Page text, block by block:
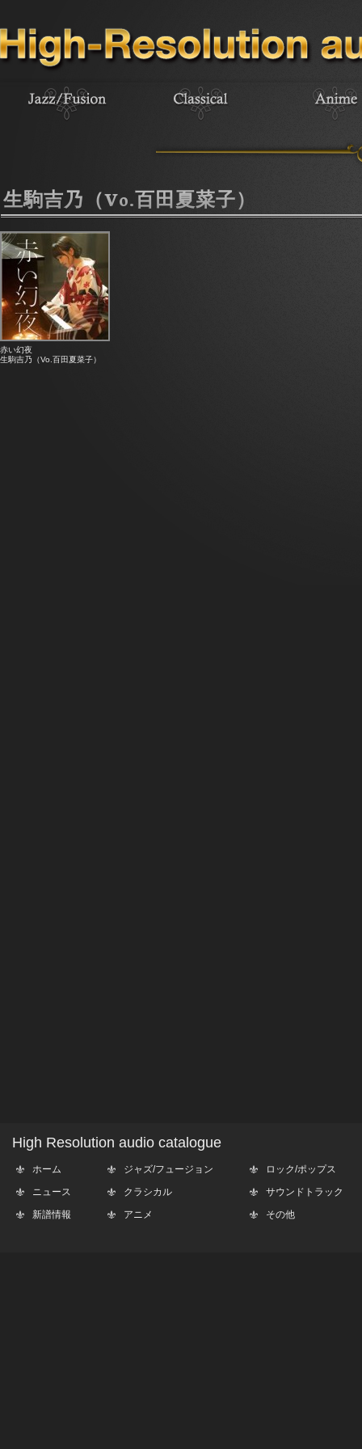
生駒吉乃（Vo.百田夏菜子）
赤い幻夜
生駒吉乃（Vo.百田夏菜子）
High Resolution audio catalogue
ホーム
ニュース
新譜情報
ジャズ/フュージョン
クラシカル
アニメ
ロック/ポップス
サウンドトラック
その他